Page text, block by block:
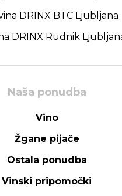
DRINX BTC Ljubljana
DRINX Rudnik
Naša ponudba
Vino
Žgane pijače
Ostala ponudba
Vinski pripomočki